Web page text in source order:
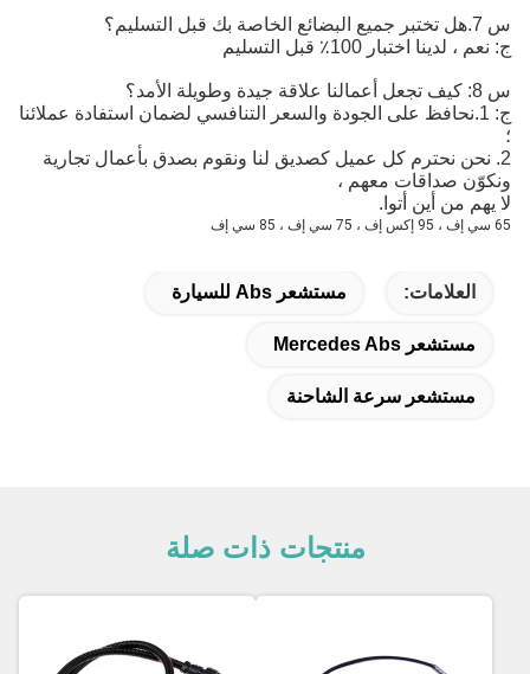
س 7.هل تختبر جميع البضائع الخاصة بك قبل التسليم؟
ج: نعم ، لدينا اختبار 100٪ قبل التسليم
س 8: كيف تجعل أعمالنا علاقة جيدة وطويلة الأمد؟
ج: 1.نحافظ على الجودة والسعر التنافسي لضمان استفادة عملائنا
؛
2. نحن نحترم كل عميل كصديق لنا ونقوم بصدق بأعمال تجارية
ونكوّن صداقات معهم ،
لا يهم من أين أتوا.
65 سي إف ، 95 إكس إف ، 75 سي إف ، 85 سي إف
العلامات: مستشعر Abs للسيارة
مستشعر Mercedes Abs
مستشعر سرعة الشاحنة
منتجات ذات صلة